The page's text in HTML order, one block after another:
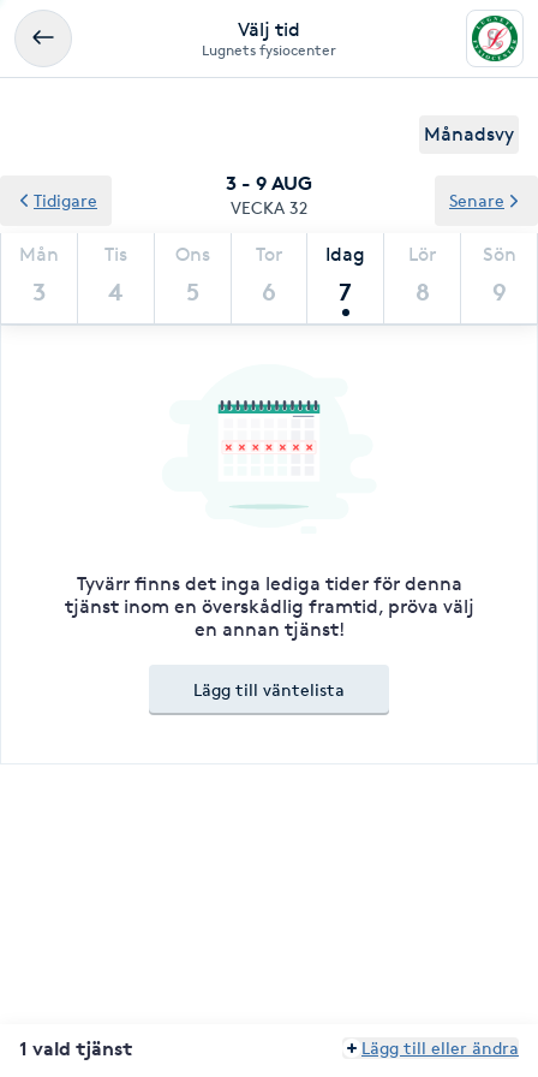
Välj tid
Lugnets fysiocenter
Månadsvy
3 - 9 AUG
VECKA 32
Mån
3
Tis
4
Ons
5
Tor
6
Idag
7
Lör
8
Sön
9
Tidigare Senare
Tyvärr finns det inga lediga tider för denna
tjänst inom en överskådlig framtid, pröva välj
en annan tjänst!
Lägg till väntelista
1 vald tjänst Lägg till eller ändra